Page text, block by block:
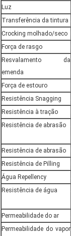
Luz
Transferência da tintura
Crocking molhado/seco
Força de rasgo
Resvalamento da
emenda
Força de estouro
Resistência Snagging
Resistência à tração
Resistência de abrasão
Resistência de abrasão
Resistência de Pilling
Água Repellency
Resistência de água
Permeabilidade do ar
Permeabilidade do vapor